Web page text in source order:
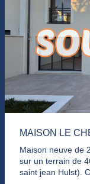
Maison neuve de 205 m² avec prestations haut
sur un terrain de
saint jean Hulst).